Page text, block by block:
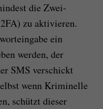
die Zwei-
zu aktivieren.
ein
werden, der
SMS verschickt
wenn Kriminelle
schützt dieser